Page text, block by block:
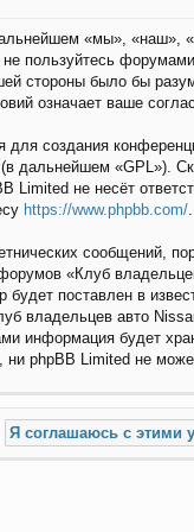
«мы»,
пользуйтесь
стороны было бы
означает ваше
создания
дальнейшем «GPL»).
Limited не несёт
https://www.phpbb.com/.
сообщений,
«Клуб
поставлен в
владельцев авто
информация будет
phpBB Limited не